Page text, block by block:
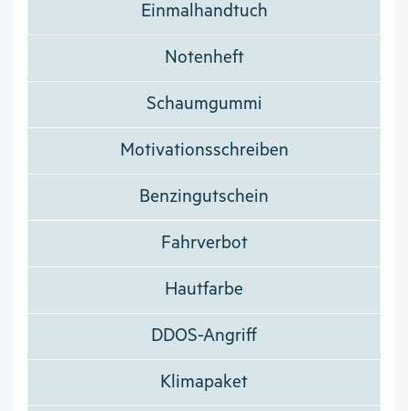
Einmalhandtuch
Notenheft
Schaumgummi
Motivationsschreiben
Benzingutschein
Fahrverbot
Hautfarbe
DDOS-Angriff
Klimapaket